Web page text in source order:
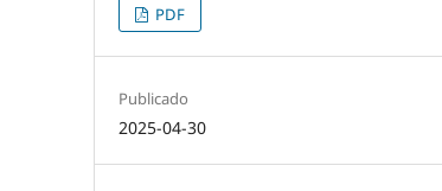
PDF
Publicado
2025-04-30